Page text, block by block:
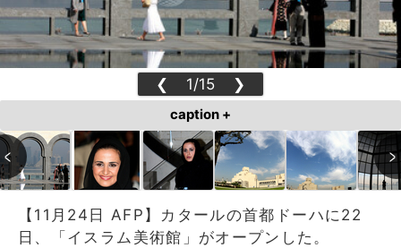
❮ 1/15 ❯
caption +
【11月24日 AFP】カタールの首都ドーハに22
日、「イスラム美術館」がオープンした。